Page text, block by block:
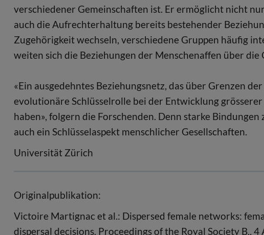
verschiedener Gemeinschaften ist. Er ermöglicht nicht
auch die Aufrechterhaltung bereits bestehender
Zugehörigkeit wechseln, verschiedene Gruppen häufig
weiten sich die Beziehungen der Menschenaffen über die
«Ein ausgedehntes Beziehungsnetz, das über Grenzen
evolutionäre Schlüsselrolle bei der Entwicklung
haben», folgern die Forschenden. Denn starke
auch ein Schlüsselaspekt menschlicher Gesellschaften.
Universität Zürich
Originalpublikation:
Victoire Martignac et al.: Dispersed female networks:
dispersal decisions. Proceedings of the Royal Society B.,